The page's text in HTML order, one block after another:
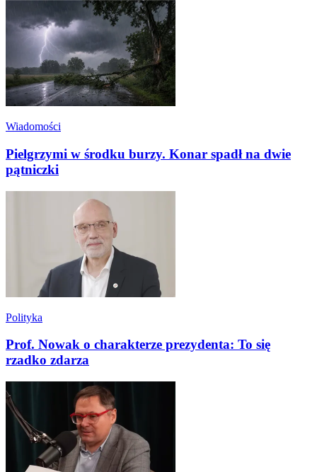
Wiadomości
Pielgrzymi w środku burzy. Konar spadł na dwie
pątniczki
Polityka
Prof. Nowak o charakterze prezydenta: To się
rzadko zdarza